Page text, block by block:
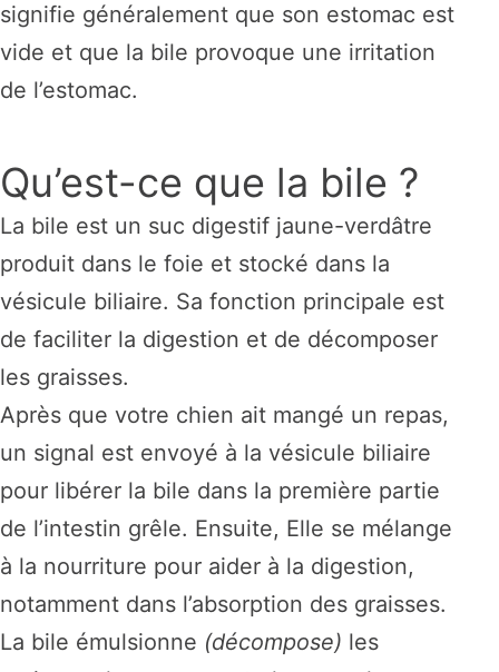
signifie généralement que son estomac est
vide et que la bile provoque une irritation
de l’estomac.
Qu’est-ce que la bile ?
La bile est un suc digestif jaune-verdâtre
produit dans le foie et stocké dans la
vésicule biliaire. Sa fonction principale est
de faciliter la digestion et de décomposer
les graisses.
Après que votre chien ait mangé un repas,
un signal est envoyé à la vésicule biliaire
pour libérer la bile dans la première partie
de l’intestin grêle. Ensuite, Elle se mélange
à la nourriture pour aider à la digestion,
notamment dans l’absorption des graisses.
La bile émulsionne (décompose) les